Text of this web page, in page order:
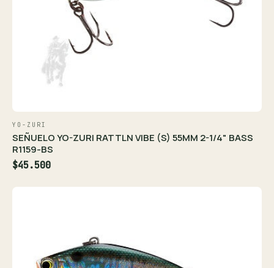
YO-ZURI
SEÑUELO YO-ZURI RATTLN VIBE (S) 55MM 2-1/4" BASS
R1159-BS
$45.500